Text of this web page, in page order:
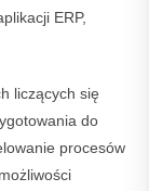
ERP,
liczących się
do
procesów